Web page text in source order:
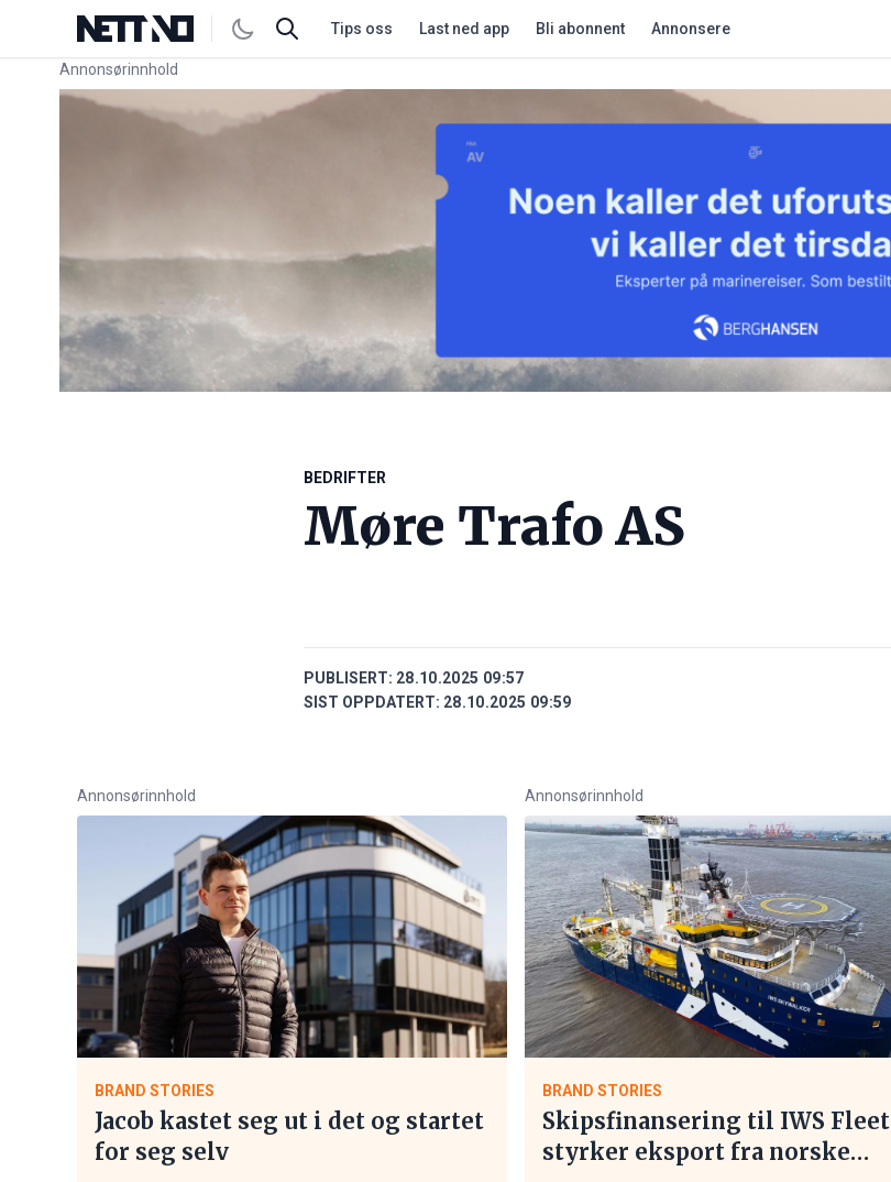
Tips oss Last ned app Bli abonnent Annonsere
Annonsørinnhold
Link for annonse
BEDRIFTER
Møre Trafo AS
PUBLISERT: 28.10.2025 09:57
SIST OPPDATERT: 28.10.2025 09:59
Annonsørinnhold
BRAND STORIES
Jacob kastet seg ut i det og startet
for seg selv
Annonsørinnhold
BRAND STORIES
Skipsfinansering til IWS Fleet
styrker eksport fra norske